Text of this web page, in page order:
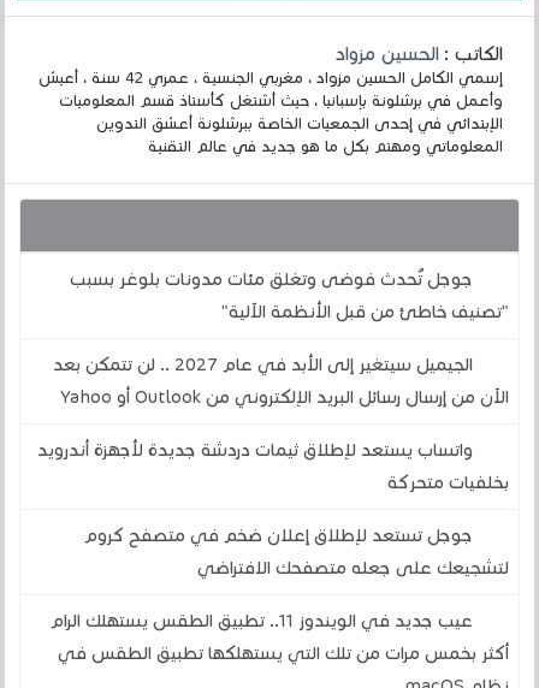
الكاتب :الحسين مزواد
إسمي الكامل الحسين مزواد ، مغربي الجنسية ، عمري 42 سنة ، أعيش
وأعمل في برشلونة بإسبانيا ، حيث أشتغل كأستاذ قسم المعلوميات
الإبتدائي في إحدى الجمعيات الخاصة ببرشلونة أعشق التدوين
المعلوماتي ومهتم بكل ما هو جديد في عالم التقنية
جوجل تُحدث فوضى وتغلق مئات مدونات بلوغر بسبب
"تصنيف خاطئ من قبل الأنظمة الآلية"
الجيميل سيتغير إلى الأبد في عام 2027 .. لن تتمكن بعد
الآن من إرسال رسائل البريد الإلكتروني من Outlook أو Yahoo
واتساب يستعد لإطلاق ثيمات دردشة جديدة لأجهزة أندرويد
بخلفيات متحركة
جوجل تستعد لإطلاق إعلان ضخم في متصفح كروم
لتشجيعك على جعله متصفحك الافتراضي
عيب جديد في الويندوز 11.. تطبيق الطقس يستهلك الرام
أكثر بخمس مرات من تلك التي يستهلكها تطبيق الطقس في